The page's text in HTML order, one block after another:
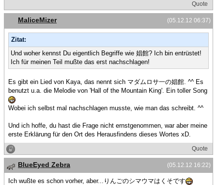
Quote
(05.12.12 06:37)
MaliceMizer
Zitat:
Und woher kennst Du eigentlich Begriffe wie 娼館? Ich bin entrüstet!
Ich für meinen Teil mußte das erst nachschlagen!
Es gibt ein Lied von Kaya, das nennt sich マダムロサ一の娼館. ^^ Es
benutzt u.a. die Melodie von 'Hall of the Mountain King'. Ein toller Song
Wobei ich selbst mal nachschlagen musste, wie man das schreibt. ^^
Und ich hoffe, du hast die Frage nicht ernstgenommen, war aber meine
erste Erklärung für den Ort des Herausfindens dieses Wortes xD.
Quote
(05.12.12 16:22)
BlueEyed Zebra
Ich wußte es schon vorher, aber...りんごのシマウマはくそです